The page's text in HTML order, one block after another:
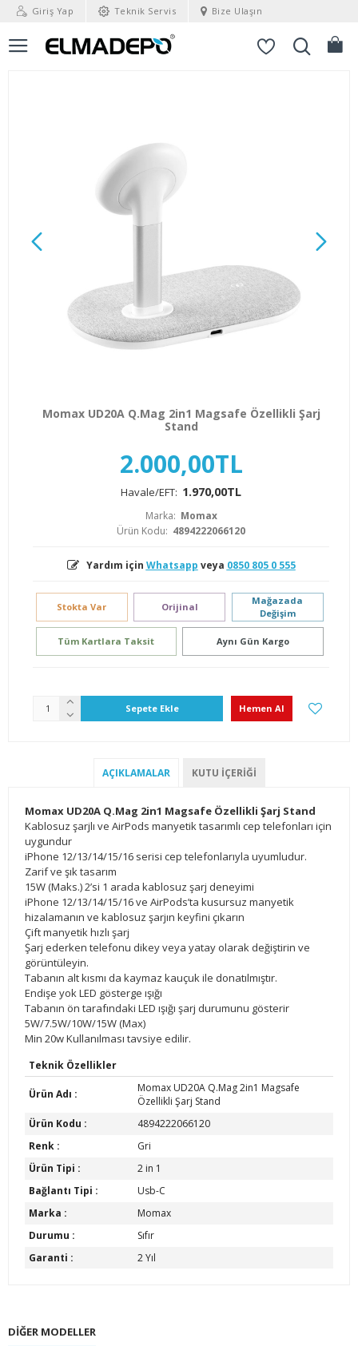
Giriş Yap Teknik Servis Bize Ulaşın
Momax UD20A Q.Mag 2in1 Magsafe Özellikli Şarj
Stand
2.000,00TL
Havale/EFT: 1.970,00TL
Marka: Momax
Ürün Kodu: 4894222066120
Yardım için Whatsapp veya 0850 805 0 555
Stokta Var Orijinal
Mağazada
Değişim
Tüm Kartlara Taksit Aynı Gün Kargo
Sepete Ekle Hemen Al
AÇIKLAMALAR KUTU İÇERIĞI
Momax UD20A Q.Mag 2in1 Magsafe Özellikli Şarj Stand
Kablosuz şarjlı ve AirPods manyetik tasarımlı cep telefonları için
uygundur
iPhone 12/13/14/15/16 serisi cep telefonlarıyla uyumludur.
Zarif ve şık tasarım
15W (Maks.) 2’si 1 arada kablosuz şarj deneyimi
iPhone 12/13/14/15/16 ve AirPods’ta kusursuz manyetik
hizalamanın ve kablosuz şarjın keyfini çıkarın
Çift manyetik hızlı şarj
Şarj ederken telefonu dikey veya yatay olarak değiştirin ve
görüntüleyin.
Tabanın alt kısmı da kaymaz kauçuk ile donatılmıştır.
Endişe yok LED gösterge ışığı
Tabanın ön tarafındaki LED ışığı şarj durumunu gösterir
5W/7.5W/10W/15W (Max)
Min 20w Kullanılması tavsiye edilir.
Teknik Özellikler
Ürün Adı :
Momax UD20A Q.Mag 2in1 Magsafe
Özellikli Şarj Stand
Ürün Kodu :
4894222066120
Renk :
Gri
Ürün Tipi :
2 in 1
Bağlantı Tipi :
Usb-C
Marka :
Momax
Durumu :
Sıfır
Garanti :
2 Yıl
DIĞER MODELLER